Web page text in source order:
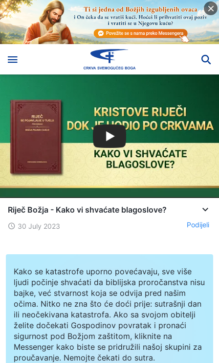
Riječ Božja - Kako vi shvaćate blagoslove?
30 July 2023 Podijeli
Kako se katastrofe uporno povećavaju, sve više
ljudi počinje shvaćati da biblijska proročanstva nisu
bajke, već stvarnost koja se odvija pred našim
očima. Nitko ne zna što će doći prije: sutrašnji dan
ili neočekivana katastrofa. Ako sa svojom obitelji
želite dočekati Gospodinov povratak i pronaći
sigurnost pod Božjom zaštitom, kliknite na
Messenger kako biste se pridružili našoj skupini za
proučavanje. Nemojte čekati do sutra.